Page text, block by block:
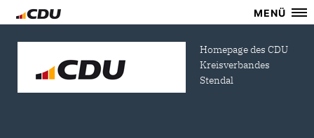
MENÜ
Homepage des CDU
Kreisverbandes
Stendal